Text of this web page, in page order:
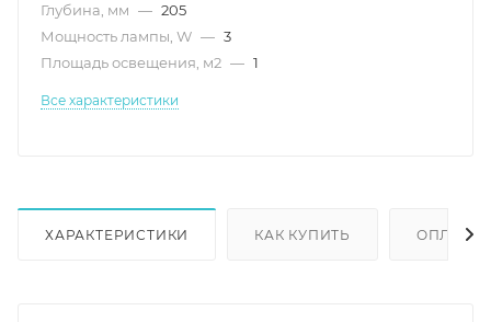
Глубина, мм — 205
Мощность лампы, W — 3
Площадь освещения, м2 — 1
Все характеристики
ХАРАКТЕРИСТИКИ КАК КУПИТЬ ОПЛАТА